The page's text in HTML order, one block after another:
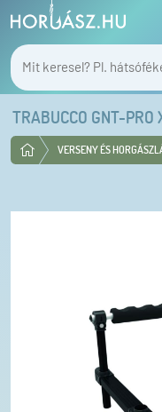
TRABUCCO GNT-PRO
VERSENY ÉS